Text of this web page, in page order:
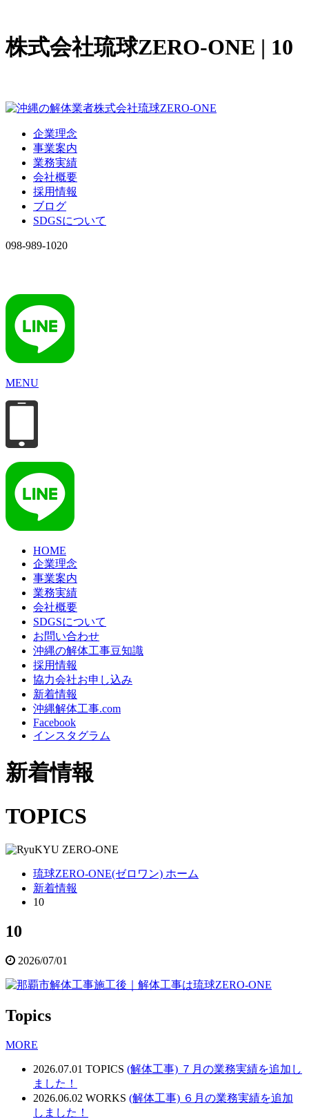
株式会社琉球ZERO-ONE | 10
企業理念
事業案内
業務実績
会社概要
採用情報
ブログ
SDGSについて
098-989-1020
MENU
HOME
企業理念
事業案内
業務実績
会社概要
SDGSについて
お問い合わせ
沖縄の解体工事豆知識
採用情報
協力会社お申し込み
新着情報
沖縄解体工事.com
Facebook
インスタグラム
新着情報
TOPICS
琉球ZERO-ONE(ゼロワン) ホーム
新着情報
10
10
2026/07/01
Topics
MORE
2026.07.01 TOPICS (解体工事) ７月の業務実績を追加し
ました！
2026.06.02 WORKS (解体工事) ６月の業務実績を追加
しました！